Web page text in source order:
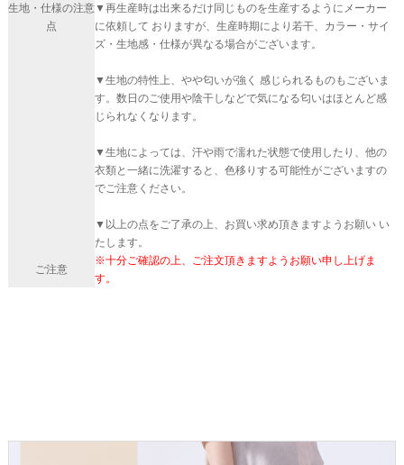
生地・仕様の注意
点
▼再生産時は出来るだけ同じものを生産するようにメーカー
に依頼して おりますが、生産時期により若干、カラー・サイ
ズ・生地感・仕様が異なる場合がございます。
▼生地の特性上、やや匂いが強く 感じられるものもございま
す。数日のご使用や陰干しなどで気になる匂いはほとんど感
じられなくなります。
▼生地によっては、汗や雨で濡れた状態で使用したり、他の
衣類と一緒に洗濯すると、色移りする可能性がございますの
でご注意ください。
▼以上の点をご了承の上、お買い求め頂きますようお願い い
たします。
ご注意
※十分ご確認の上、ご注文頂きますようお願い申し上げま
す。